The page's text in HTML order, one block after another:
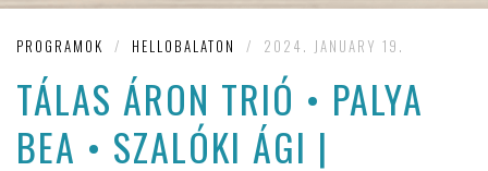
PROGRAMOK / HELLOBALATON / 2024. JANUARY 19.
TÁLAS ÁRON TRIÓ • PALYA
BEA • SZALÓKI ÁGI |